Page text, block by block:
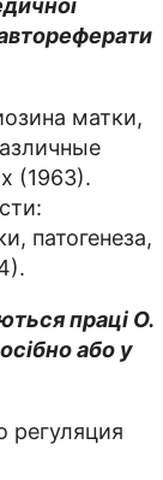
матки,
(1963).
патогенеза,
праці О.
або у
регуляция